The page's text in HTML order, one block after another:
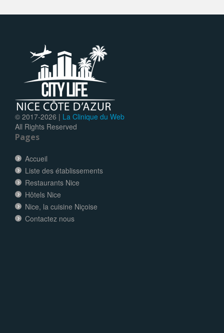
© 2017-2026 | La Clinique du Web
All Rights Reserved
Pages
Accueil
Liste des établissements
Restaurants Nice
Hôtels Nice
Nice, la cuisine Niçoise
Contactez nous